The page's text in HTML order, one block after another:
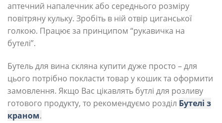
аптечний напалечник або середнього розміру
повітряну кульку. Зробіть в ній отвір циганської
голкою. Працює за принципом “рукавичка на
бутелі”.
Бутель для вина скляна купити дуже просто – для
цього потрібно покласти товар у кошик та оформити
замовлення. Якщо Вас цікавлять бутлі для розливу
готового продукту, то рекомендуємо розділ Бутелі з
краном.